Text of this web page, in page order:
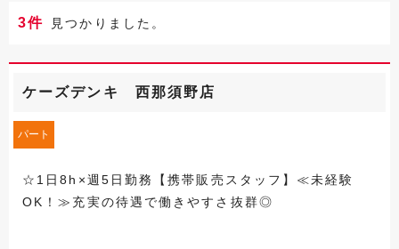
3件 見つかりました。
ケーズデンキ 西那須野店
パート
☆1日8h×週5日勤務【携帯販売スタッフ】≪未経験
OK！≫充実の待遇で働きやすさ抜群◎